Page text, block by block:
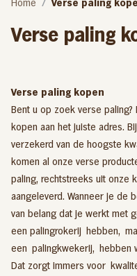
Home Verse paling
Verse paling
Verse paling kopen
Bent u op zoek verse
kopen aan het juiste adres.
verzekerd van de hoogste
komen al onze verse
paling, rechtstreeks uit onze
aangeleverd. Wanneer je de
van belang dat je werkt met
een palingrokerij hebben,
een palingkwekerij, hebben
Dat zorgt immers voor